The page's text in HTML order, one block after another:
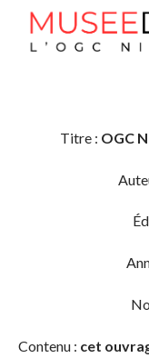
content
Titre : OGC
Contenu : cet